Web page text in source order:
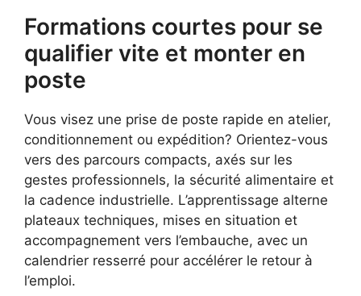
Formations courtes pour se
qualifier vite et monter en
poste
Vous visez une prise de poste rapide en atelier,
conditionnement ou expédition? Orientez-vous
vers des parcours compacts, axés sur les
gestes professionnels, la sécurité alimentaire et
la cadence industrielle. L’apprentissage alterne
plateaux techniques, mises en situation et
accompagnement vers l’embauche, avec un
calendrier resserré pour accélérer le retour à
l’emploi.